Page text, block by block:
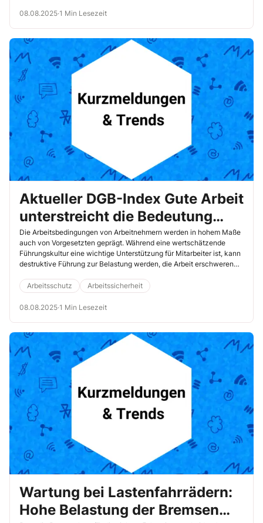
08.08.2025·1 Min Lesezeit
Aktueller DGB-Index Gute Arbeit
unterstreicht die Bedeutung
positiver Führungskultur
Die Arbeitsbedingungen von Arbeitnehmern werden in hohem Maße
auch von Vorgesetzten geprägt. Während eine wertschätzende
Führungskultur eine wichtige Unterstützung für Mitarbeiter ist, kann
destruktive Führung zur Belastung werden, die Arbeit erschweren
hier, wie Arbeitnehmer die Führungskultur in ihrem Arbeitskontext
bewerten.
Arbeitsschutz Arbeitssicherheit
08.08.2025·1 Min Lesezeit
Wartung bei Lastenfahrrädern:
Hohe Belastung der Bremsen